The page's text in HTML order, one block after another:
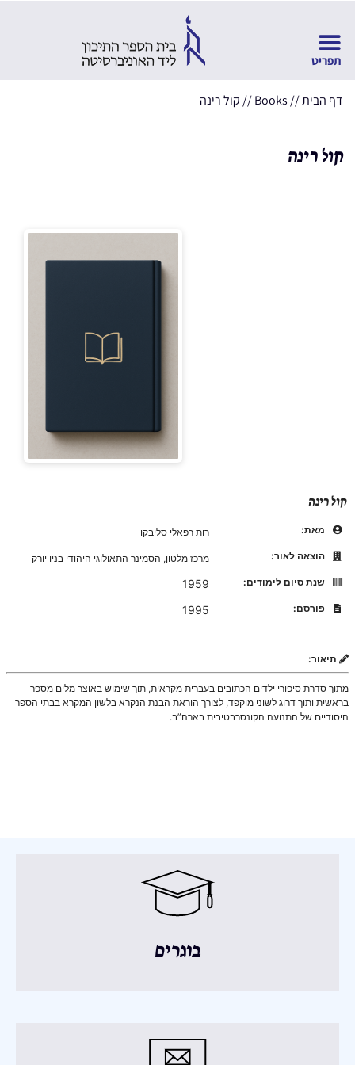
דף הבית//
Books
// קול רינה
קול רינה
קול רינה
מאת:
רות רפאלי סליבקו
הוצאה לאור:
מרכז מלטון, הסמינר התאולוגי היהודי בניו יורק
שנת סיום לימודים:
1959
פורסם: 1995
תיאור:
מתוך סדרת סיפורי ילדים הכתובים בעברית מקראית, תוך שימוש באוצר מלים מספר
בראשית ותוך דרוג לשוני מוקפד, לצורך הוראת הבנת הנקרא בלשון המקרא בבתי הספר
היסודיים של התנועה הקונסרבטיבית בארה”ב.
בוגרים